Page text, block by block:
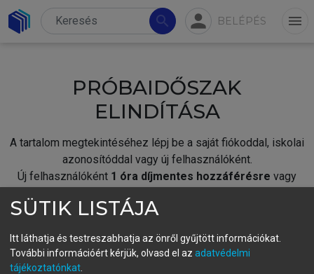
search person BELÉPÉS menu
PRÓBAIDŐSZAK
ELINDÍTÁSA
A tartalom megtekintéséhez lépj be a saját fiókoddal, iskolai
azonosítóddal vagy új felhasználóként.
Új felhasználóként 1 óra díjmentes hozzáférésre vagy
fiókoddal,vagy hozz létre új fiókot.
A regisztráció után apróbaidőszakautomatikusan
SÜTIK LISTÁJA
Itt láthatja és testreszabhatja az önről gyűjtött információkat.
További információért kérjük, olvasd el az adatvédelmi
tájékoztatónkat